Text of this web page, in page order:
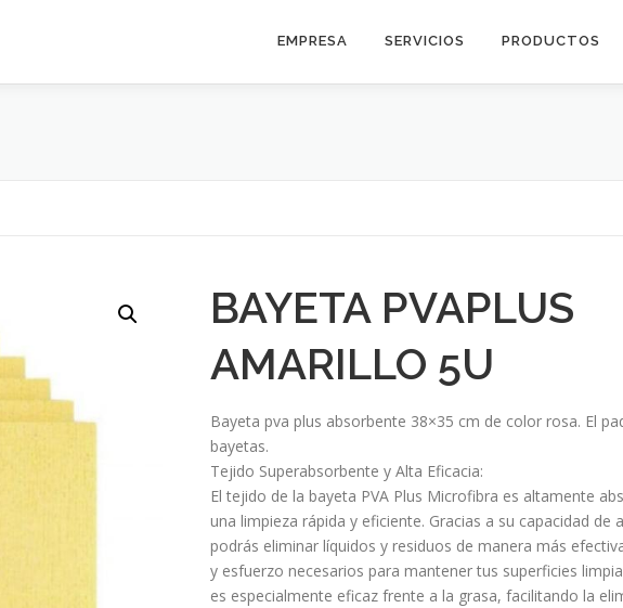
EMPRESA SERVICIOS PRODUCTOS
BAYETA PVAPLUS
AMARILLO 5U
Bayeta pva plus absorbente 38×35 cm de color rosa. El
bayetas.
Tejido Superabsorbente y Alta Eficacia:
El tejido de la bayeta PVA Plus Microfibra es altamente
una limpieza rápida y eficiente. Gracias a su capacidad de
podrás eliminar líquidos y residuos de manera más
y esfuerzo necesarios para mantener tus superficies
es especialmente eficaz frente a la grasa, facilitando la